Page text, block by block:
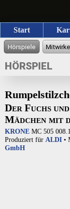
Start
HÖRSPIEL
Der Fuchs
Mädchen mit
KRONE MC 505
Produziert für ALDI •
GmbH